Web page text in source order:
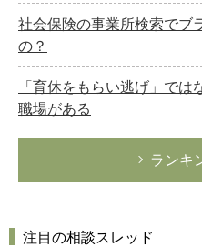
社会保険の事業所検索でブ
の？
「育休をもらい逃げ」で
職場がある
ランキ
注目の相談スレッド